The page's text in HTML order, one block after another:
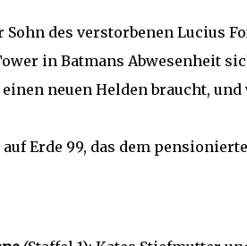
Sohn des verstorbenen Lucius
in Batmans Abwesenheit
neuen Helden braucht,
Erde 99, das dem